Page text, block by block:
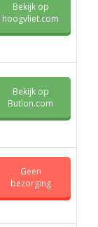
Bekijk op
hoogvliet.com
Bekijk op
Butlon.com
Geen
bezorging